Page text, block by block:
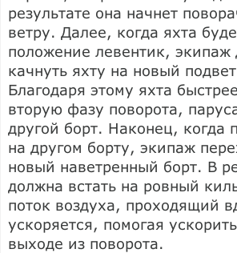
результате она начнет
ветру. Далее, когда яхта
положение левентик, экипаж
качнуть яхту на новый
Благодаря этому яхта
вторую фазу поворота,
другой борт. Наконец, когда
на другом борту, экипаж
новый наветренный борт. В
должна встать на ровный
поток воздуха, проходящий
ускоряется, помогая
выходе из поворота.